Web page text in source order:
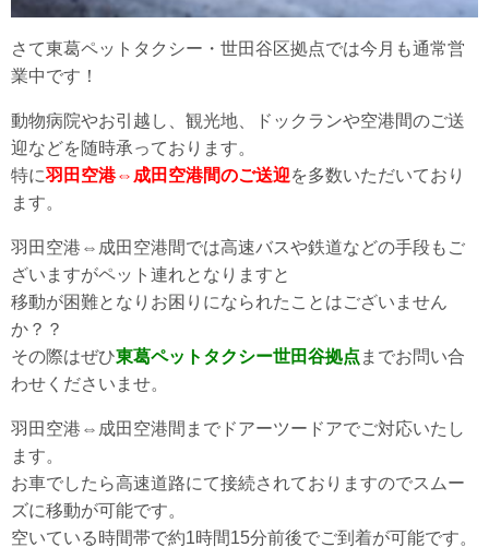
さて東葛ペットタクシー・世田谷区拠点では今月も通常営
業中です！
動物病院やお引越し、観光地、ドックランや空港間のご送
迎などを随時承っております。
特に羽田空港⇔成田空港間のご送迎を多数いただいており
ます。
羽田空港⇔成田空港間では高速バスや鉄道などの手段もご
ざいますがペット連れとなりますと
移動が困難となりお困りになられたことはございません
か？？
その際はぜひ東葛ペットタクシー世田谷拠点 までお問い合
わせくださいませ。
羽田空港⇔成田空港間までドアーツードアでご対応いたし
ます。
お車でしたら高速道路にて接続されておりますのでスムー
ズに移動が可能です。
空いている時間帯で約1時間15分前後でご到着が可能です。